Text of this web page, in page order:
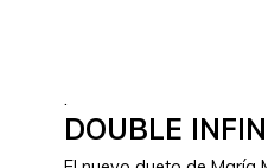
.
DOUBLE